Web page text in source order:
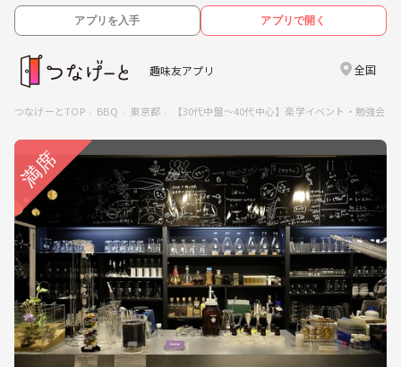
アプリを入手 アプリで開く
趣味友アプリ 全国
つなげーとTOP BBQ 東京都 【30代中盤〜40代中心】楽学イベント・勉強会コ